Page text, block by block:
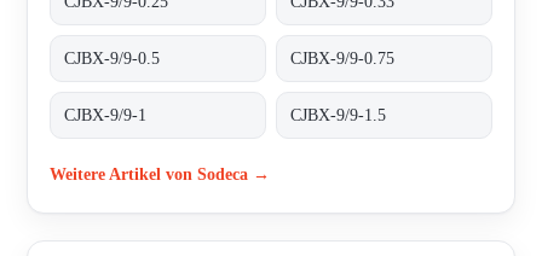
CJBX-9/9-0.5 CJBX-9/9-0.75
CJBX-9/9-1 CJBX-9/9-1.5
Weitere Artikel von Sodeca →